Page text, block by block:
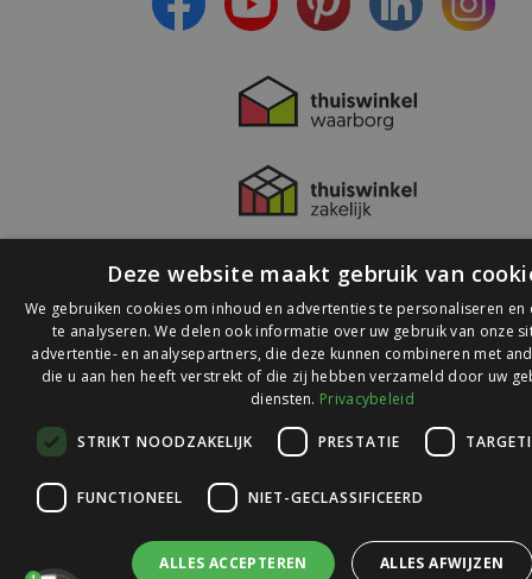
© 2026 Ledlichtdiscounter.nl
op
Webwinkelkeur
Deze website maakt gebruik van
We gebruiken cookies om inhoud en advertenties te personaliseren en
te analyseren. We delen ook informatie over uw gebruik van onze
advertentie- en analysepartners, die deze kunnen combineren met
die u aan hen heeft verstrekt of die zij hebben verzameld door uw
diensten. Privacybeleid
STRIKT NOODZAKELIJK PRESTATIE
FUNCTIONEEL NIET-GECLASSIFICEERD
ALLES ACCEPTEREN ALLES AFWIJZEN